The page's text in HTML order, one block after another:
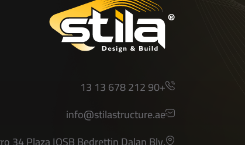
+90 212 678 13 13
info@stilastructure.ae